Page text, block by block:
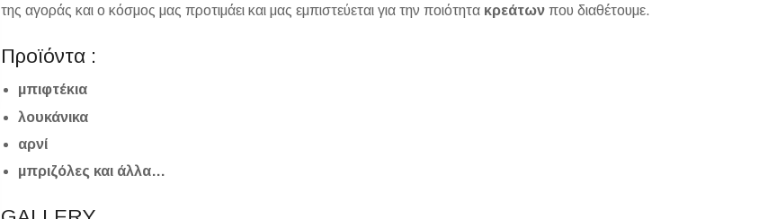
της αγοράς και ο κόσμος μας προτιμάει και μας εμπιστεύεται για την ποιότητα κρεάτων που διαθέτουμε.
Προϊόντα :
μπιφτέκια
λουκάνικα
αρνί
μπριζόλες και άλλα…